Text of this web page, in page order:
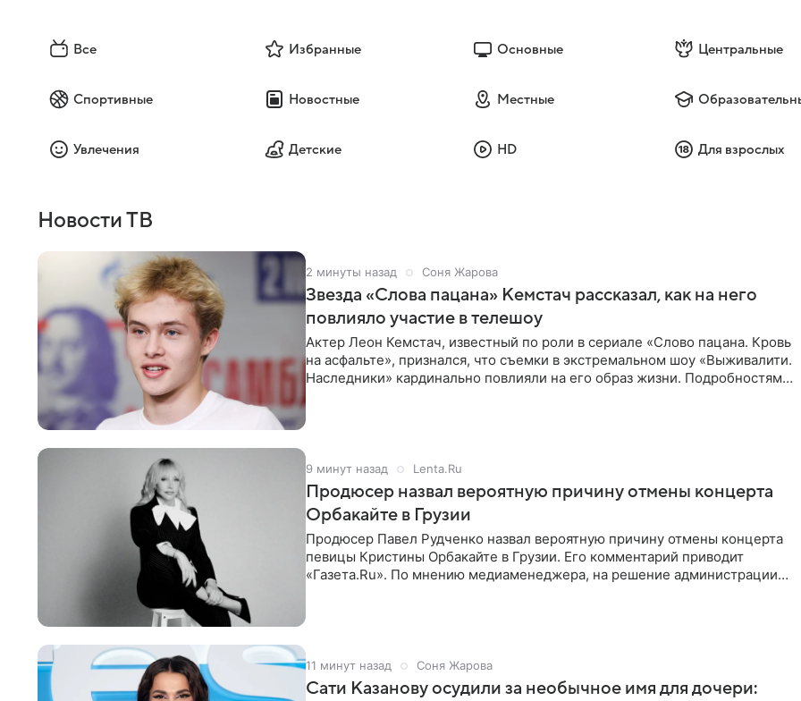
Все Избранные Основные Центральные
Спортивные Новостные Местные
Увлечения Детские HD Для взрослых
Новости ТВ
2 минуты назад Соня Жарова
Звезда «Слова пацана» Кемстач рассказал, как на него
повлияло участие в телешоу
Актер Леон Кемстач, известный по роли в сериале «Слово пацана. Кровь
на асфальте», признался, что съемки в экстремальном шоу «Выживалити.
Наследники» кардинально повлияли на его образ жизни. Подробностями
9 минут назад Lenta.Ru
Продюсер назвал вероятную причину отмены концерта
Орбакайте в Грузии
Продюсер Павел Рудченко назвал вероятную причину отмены концерта
певицы Кристины Орбакайте в Грузии. Его комментарий приводит
«Газета.Ru». По мнению медиаменеджера, на решение администрации
11 минут назад Соня Жарова
Сати Казанову осудили за необычное имя для дочери: